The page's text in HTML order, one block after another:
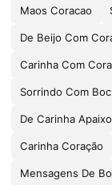
Maos Coracao
De Beijo Com
Carinha Com
Sorrindo Com
De Carinha
Carinha Coração
Mensagens De